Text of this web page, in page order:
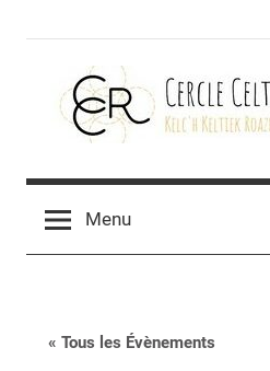
Cercle
celtique
Rennes
Menu
« Tous les Évènements